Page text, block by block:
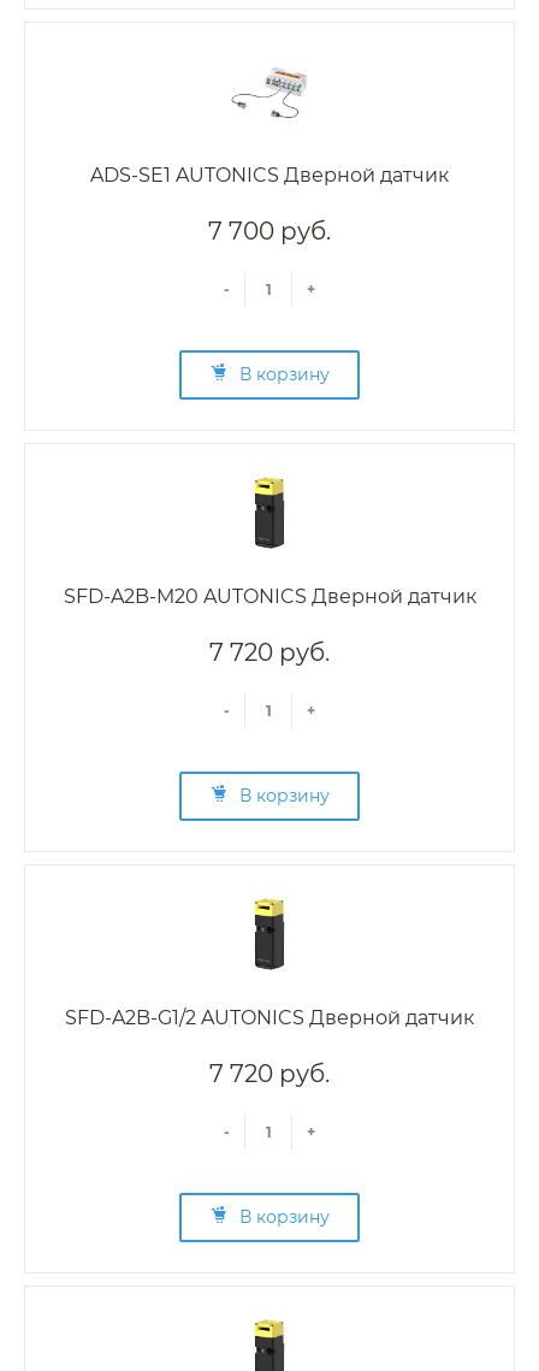
ADS-SE1 AUTONICS Дверной датчик
7 700 руб.
- +
В корзину
SFD-A2B-M20 AUTONICS Дверной датчик
7 720 руб.
- +
В корзину
SFD-A2B-G1/2 AUTONICS Дверной датчик
7 720 руб.
- +
В корзину